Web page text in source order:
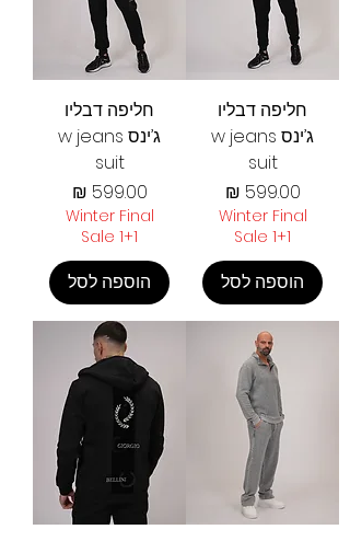
חליפה דבליו
ג’ינס w jeans
suit
מחיר
Winter Final
Sale 1+1
הוספה לסל
חליפה דבליו
ג’ינס w jeans
suit
מחיר
Winter Final
Sale 1+1
הוספה לסל